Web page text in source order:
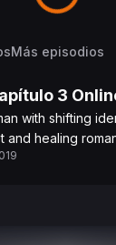
Más episodios
3
with shifting
and healing